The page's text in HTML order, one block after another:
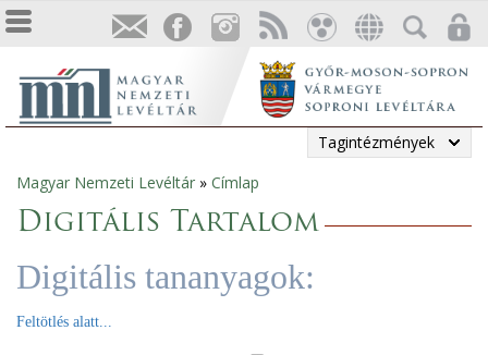
Tagintézmények
Jelenlegi
hely
Magyar Nemzeti Levéltár » Címlap
Digitális Tartalom
Digitális tananyagok:
Feltötlés alatt...